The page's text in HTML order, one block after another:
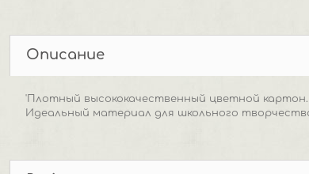
Описание
'Плотный высококачественный цветной
Идеальный материал для школьного